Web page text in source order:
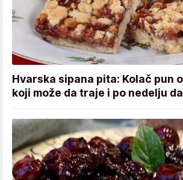
Hvarska sipana pita: Kolač pun
koji može da traje i po nedelju